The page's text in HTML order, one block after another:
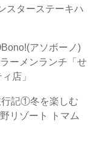
スターステーキハ
アソボーノ)
ーメンランチ「せ
店」
記①冬を楽しむ
リゾート トマム